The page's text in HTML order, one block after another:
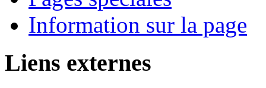
Information sur la page
Liens externes